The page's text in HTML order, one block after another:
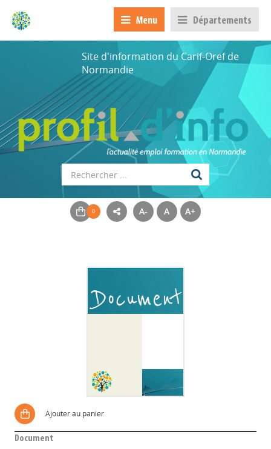
Menu Départements
Site d'information du Carif-Oref de
Normandie
A- A A+
Ajouter au panier
Document